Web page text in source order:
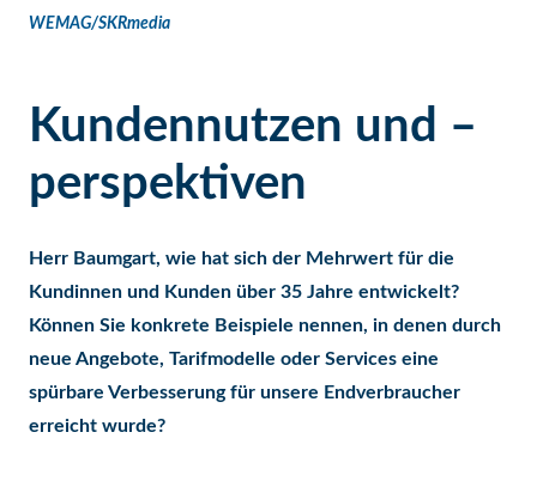
WEMAG/SKRmedia
Kundennutzen und –
perspektiven
Herr Baumgart, wie hat sich der Mehrwert für die
Kundinnen und Kunden über 35 Jahre entwickelt?
Können Sie konkrete Beispiele nennen, in denen durch
neue Angebote, Tarifmodelle oder Services eine
spürbare Verbesserung für unsere Endverbraucher
erreicht wurde?